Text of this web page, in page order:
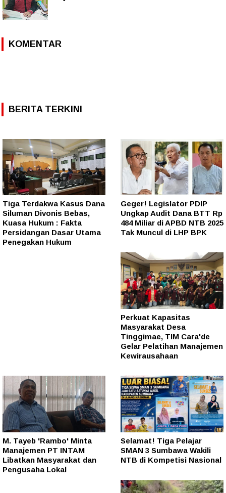
KOMENTAR
BERITA TERKINI
Tiga Terdakwa Kasus Dana
Siluman Divonis Bebas,
Kuasa Hukum : Fakta
Persidangan Dasar Utama
Penegakan Hukum
Geger! Legislator PDIP
Ungkap Audit Dana BTT Rp
484 Miliar di APBD NTB 2025
Tak Muncul di LHP BPK
Perkuat Kapasitas
Masyarakat Desa
Tinggimae, TIM Cara'de
Gelar Pelatihan Manajemen
Kewirausahaan
M. Tayeb 'Rambo' Minta
Manajemen PT INTAM
Libatkan Masyarakat dan
Pengusaha Lokal
Selamat! Tiga Pelajar
SMAN 3 Sumbawa Wakili
NTB di Kompetisi Nasional